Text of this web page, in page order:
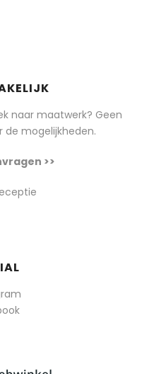
naar maatwerk? Geen
de mogelijkheden.
>>